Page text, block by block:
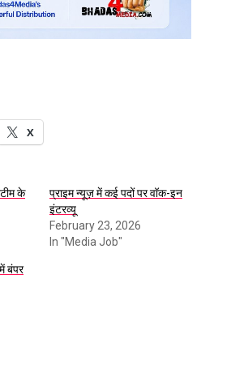
X
के
प्राइम न्यूज़ में कई पदों पर वॉक-इन
इंटरव्यू
February 23, 2026
In "Media Job"
बंपर